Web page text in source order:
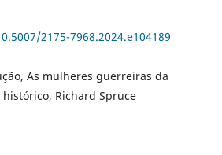
2175-7968.2024.e104189
As mulheres guerreiras da
Richard Spruce